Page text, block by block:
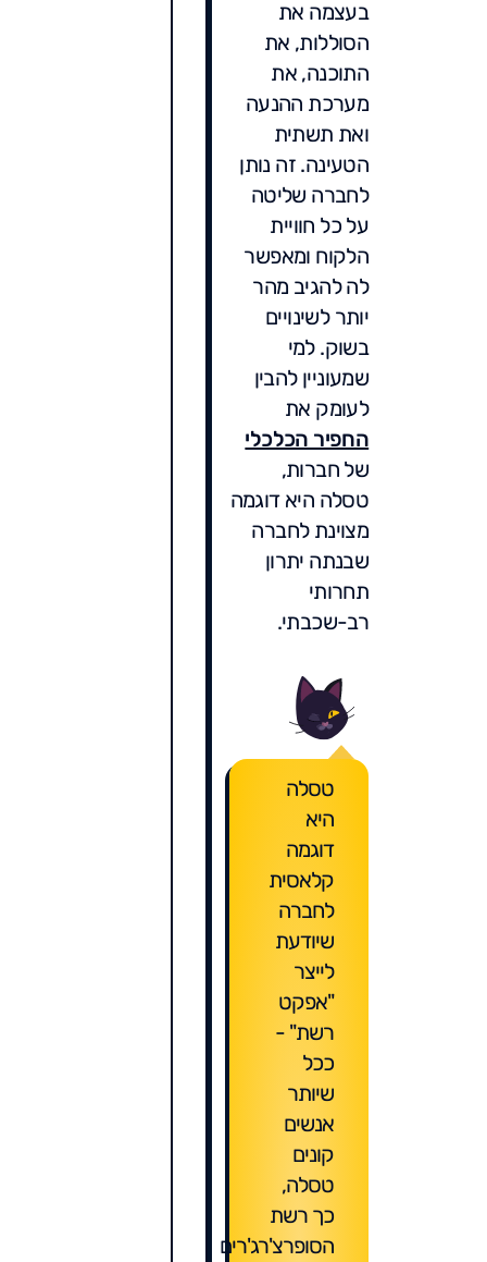
בעצמה את
הסוללות, את
התוכנה, את
מערכת ההנעה
ואת תשתית
הטעינה. זה נותן
לחברה שליטה
על כל חוויית
הלקוח ומאפשר
לה להגיב מהר
יותר לשינויים
בשוק. למי
שמעוניין להבין
לעומק את
החפיר הכלכלי
של חברות,
טסלה היא דוגמה
מצוינת לחברה
שבנתה יתרון
תחרותי
רב-שכבתי.
טסלה
היא
דוגמה
קלאסית
לחברה
שיודעת
לייצר
"אפקט
רשת" -
ככל
שיותר
אנשים
קונים
טסלה,
כך רשת
הסופרצ'רג'רים